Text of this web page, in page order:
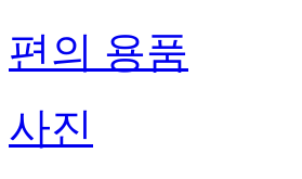
편의 용품
사진